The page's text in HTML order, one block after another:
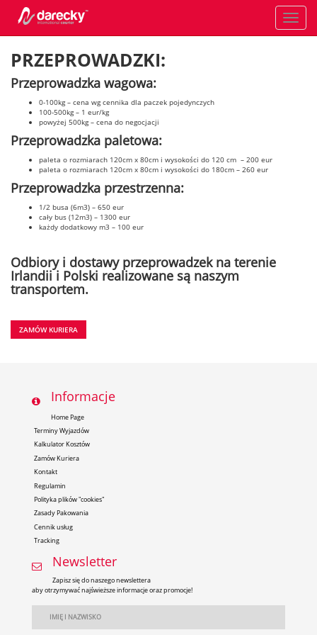
Toggle
PRZEPROWADZKI:
Przeprowadzka wagowa:
0-100kg – cena wg cennika dla paczek pojedynczych
100-500kg – 1 eur/kg
powyżej 500kg – cena do negocjacji
Przeprowadzka paletowa:
paleta o rozmiarach 120cm x 80cm i wysokości do 120 cm – 200 eur
paleta o rozmiarach 120cm x 80cm i wysokości do 180cm – 260 eur
Przeprowadzka przestrzenna:
1/2 busa (6m3) – 650 eur
cały bus (12m3) – 1300 eur
każdy dodatkowy m3 – 100 eur
Odbiory i dostawy przeprowadzek na terenie
Irlandii i Polski realizowane są naszym
transportem.
ZAMÓW KURIERA
Informacje
Home Page
Terminy Wyjazdów
Kalkulator Kosztów
Zamów Kuriera
Kontakt
Regulamin
Polityka plików "cookies"
Zasady Pakowania
Cennik usług
Tracking
Newsletter
Zapisz się do naszego newslettera
aby otrzymywać najświeższe informacje oraz promocje!